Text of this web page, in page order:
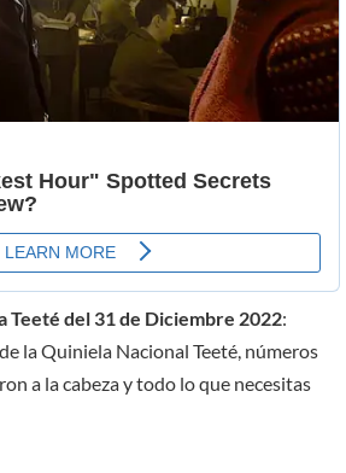
Teeté del 31 de Diciembre 2022:
la Quiniela Nacional Teeté, números
a la cabeza y todo lo que necesitas